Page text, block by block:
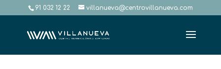
91 032 12 22 villanueva@centrovillanueva.com